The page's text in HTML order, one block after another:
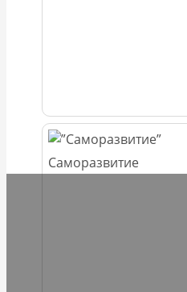
Саморазвитие